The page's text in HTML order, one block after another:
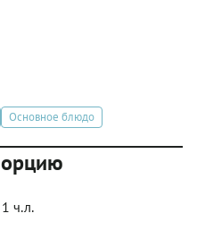
Основное блюдо
ч.л.